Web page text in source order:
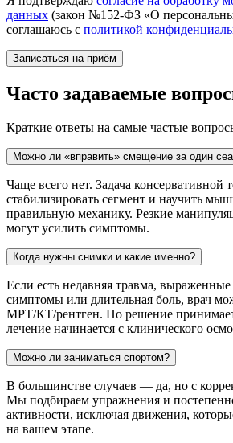
данных (закон №152-ФЗ «О
соглашаюсь с политикой
Часто задаваемые
Краткие ответы на самые частые
Можно ли «вправить» смещение за один
Чаще всего нет. Задача консервативной
стабилизировать сегмент и научить
правильную механику. Резкие
могут усилить симптомы.
Когда нужны снимки и какие именно?
Если есть недавняя травма,
симптомы или длительная боль, врач
МРТ/КТ/рентген. Но решение
лечение начинается с клинического
Можно ли заниматься спортом?
В большинстве случаев — да, но с
Мы подбираем упражнения и
активности, исключая движения,
на вашем этапе.